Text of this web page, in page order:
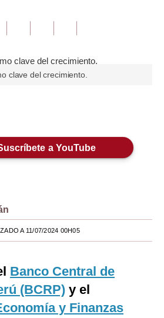
clave del crecimiento.
a YouTube
A 11/07/2024 00H05
Banco Central de
(BCRP) y el
y Finanzas